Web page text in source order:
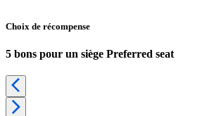
Choix de récompense
5 bons pour un siège Preferred seat